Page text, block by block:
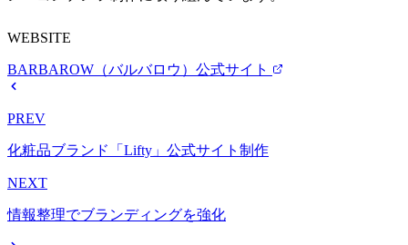
WEBSITE
BARBAROW（バルバロウ）公式サイト
PREV
化粧品ブランド「Lifty」公式サイト制作
NEXT
情報整理でブランディングを強化